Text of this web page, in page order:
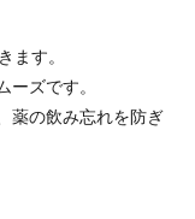
ます。
ズです。
薬の飲み忘れを防ぎ